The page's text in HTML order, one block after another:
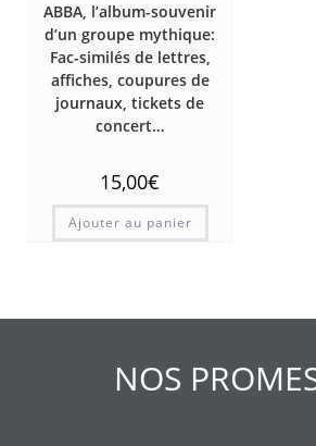
ABBA, l’album-souvenir
d’un groupe mythique:
Fac-similés de lettres,
affiches, coupures de
journaux, tickets de
concert…
15,00€
Ajouter au panier
NOS